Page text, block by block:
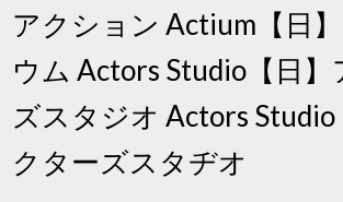
アクション Actium【日
ウム Actors Studio【日】
ズスタジオ Actors Studio
クターズスタヂオ